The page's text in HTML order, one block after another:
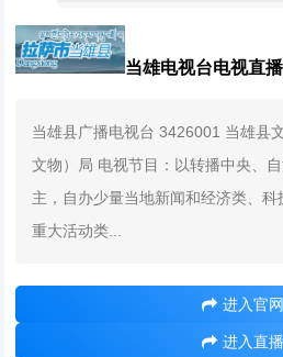
当雄电视台电视直
当雄县广播电视台 3426001 当雄县
文物）局 电视节目：以转播中央、
主，自办少量当地新闻和经济类、科
重大活动类...
进入官网
进入直播